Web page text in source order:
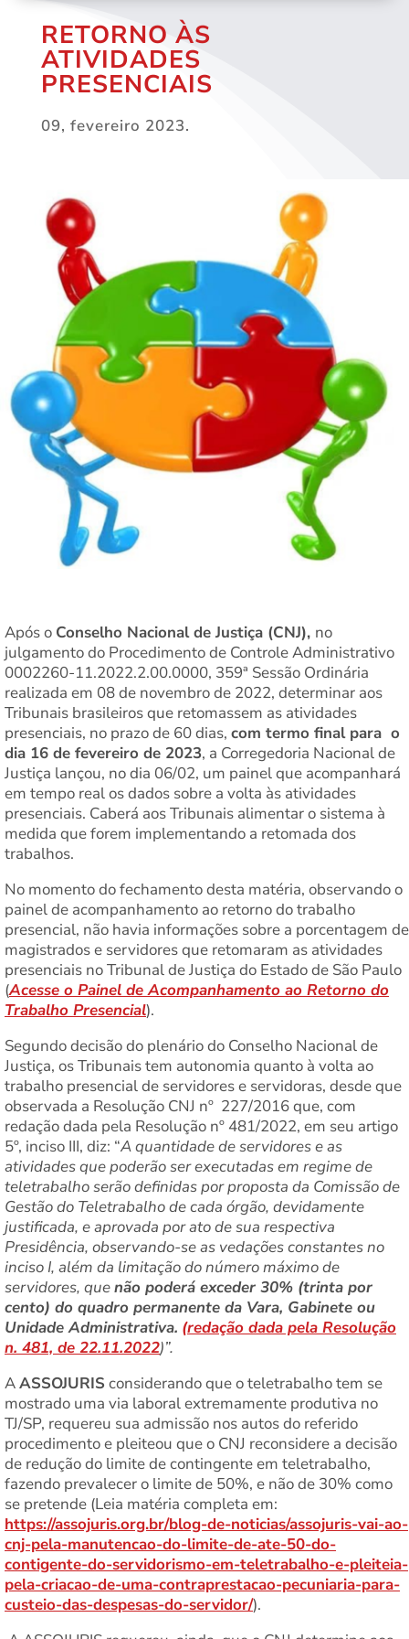
RETORNO ÀS
ATIVIDADES
PRESENCIAIS
09, fevereiro 2023.
Após o Conselho Nacional de Justiça (CNJ), no
julgamento do Procedimento de Controle Administrativo
0002260-11.2022.2.00.0000, 359ª Sessão Ordinária
realizada em 08 de novembro de 2022, determinar aos
Tribunais brasileiros que retomassem as atividades
presenciais, no prazo de 60 dias, com termo final para o
dia 16 de fevereiro de 2023, a Corregedoria Nacional de
Justiça lançou, no dia 06/02, um painel que acompanhará
em tempo real os dados sobre a volta às atividades
presenciais. Caberá aos Tribunais alimentar o sistema à
medida que forem implementando a retomada dos
trabalhos.
No momento do fechamento desta matéria, observando o
painel de acompanhamento ao retorno do trabalho
presencial, não havia informações sobre a porcentagem de
magistrados e servidores que retomaram as atividades
presenciais no Tribunal de Justiça do Estado de São Paulo
(Acesse o Painel de Acompanhamento ao Retorno do
Trabalho Presencial).
Segundo decisão do plenário do Conselho Nacional de
Justiça, os Tribunais tem autonomia quanto à volta ao
trabalho presencial de servidores e servidoras, desde que
observada a Resolução CNJ nº 227/2016 que, com
redação dada pela Resolução nº 481/2022, em seu artigo
5º, inciso III, diz: “A quantidade de servidores e as
atividades que poderão ser executadas em regime de
teletrabalho serão definidas por proposta da Comissão de
Gestão do Teletrabalho de cada órgão, devidamente
justificada, e aprovada por ato de sua respectiva
Presidência, observando-se as vedações constantes no
inciso I, além da limitação do número máximo de
servidores, quenão poderá exceder 30% (trinta por
cento) do quadro permanente da Vara, Gabinete ou
Unidade Administrativa. (redação dada pela Resolução
n. 481, de 22.11.2022)”.
AASSOJURIS considerando que o teletrabalho tem se
mostrado uma via laboral extremamente produtiva no
TJ/SP, requereu sua admissão nos autos do referido
procedimento e pleiteou que o CNJ reconsidere a decisão
de redução do limite de contingente em teletrabalho,
fazendo prevalecer o limite de 50%, e não de 30% como
se pretende (Leia matéria completa em:
https://assojuris.org.br/blog-de-noticias/assojuris-vai-ao-
cnj-pela-manutencao-do-limite-de-ate-50-do-
contigente-do-servidorismo-em-teletrabalho-e-pleiteia-
pela-criacao-de-uma-contraprestacao-pecuniaria-para-
custeio-das-despesas-do-servidor/).